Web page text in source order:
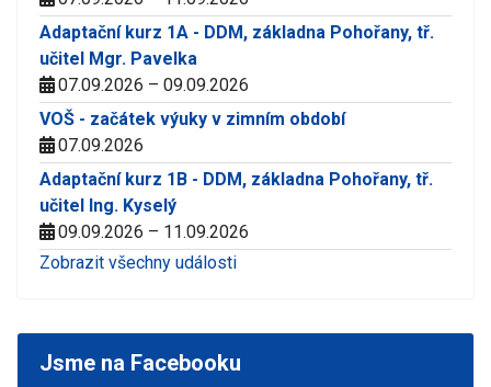
Adaptační kurz 1A - DDM, základna Pohořany, tř.
učitel Mgr. Pavelka
07.09.2026 – 09.09.2026
VOŠ - začátek výuky v zimním období
07.09.2026
Adaptační kurz 1B - DDM, základna Pohořany, tř.
učitel Ing. Kyselý
09.09.2026 – 11.09.2026
Zobrazit všechny události
Jsme na Facebooku